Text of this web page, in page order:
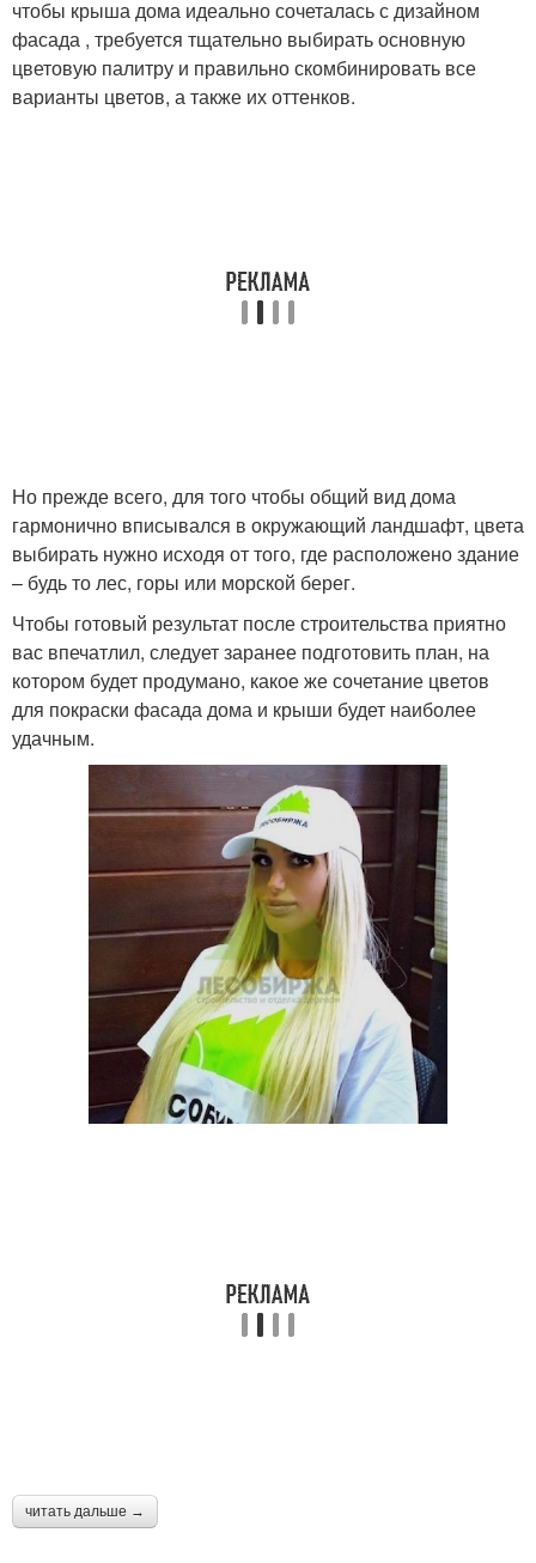
чтобы крыша дома идеально сочеталась с дизайном
фасада , требуется тщательно выбирать основную
цветовую палитру и правильно скомбинировать все
варианты цветов, а также их оттенков.
Но прежде всего, для того чтобы общий вид дома
гармонично вписывался в окружающий ландшафт, цвета
выбирать нужно исходя от того, где расположено здание
– будь то лес, горы или морской берег.
Чтобы готовый результат после строительства приятно
вас впечатлил, следует заранее подготовить план, на
котором будет продумано, какое же сочетание цветов
для покраски фасада дома и крыши будет наиболее
удачным.
читать дальше →